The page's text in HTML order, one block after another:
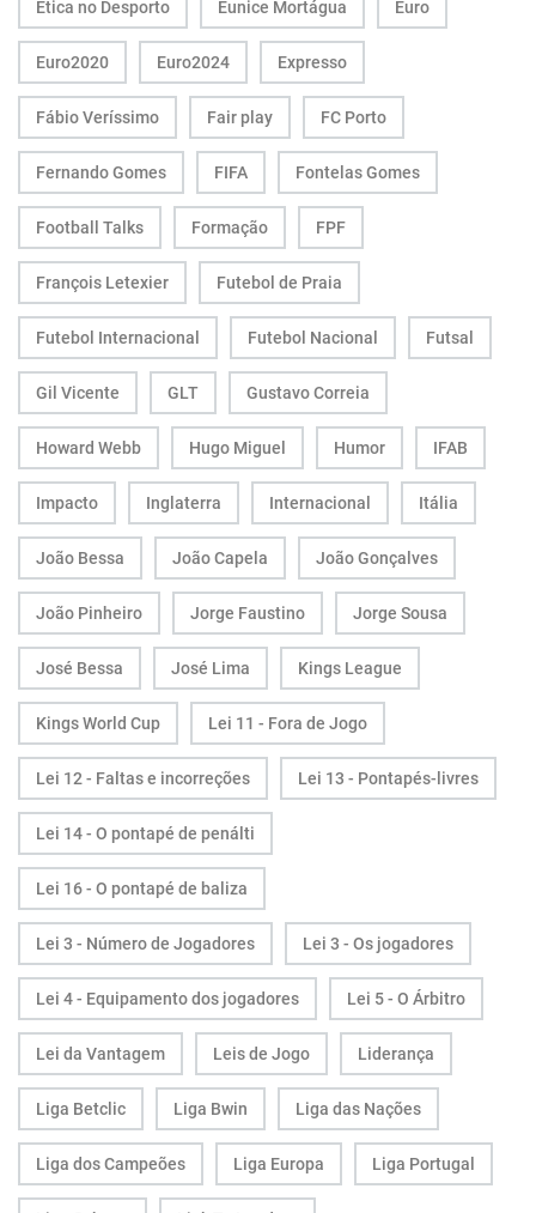
Ética no Desporto Eunice Mortágua Euro
Euro2020 Euro2024 Expresso
Fábio Veríssimo Fair play FC Porto
Fernando Gomes FIFA Fontelas Gomes
Football Talks Formação FPF
François Letexier Futebol de Praia
Futebol Internacional Futebol Nacional Futsal
Gil Vicente GLT Gustavo Correia
Howard Webb Hugo Miguel Humor IFAB
Impacto Inglaterra Internacional Itália
João Bessa João Capela João Gonçalves
João Pinheiro Jorge Faustino Jorge Sousa
José Bessa José Lima Kings League
Kings World Cup Lei 11 - Fora de Jogo
Lei 12 - Faltas e incorreções Lei 13 - Pontapés-livres
Lei 14 - O pontapé de penálti
Lei 16 - O pontapé de baliza
Lei 3 - Número de Jogadores Lei 3 - Os jogadores
Lei 4 - Equipamento dos jogadores Lei 5 - O Árbitro
Lei da Vantagem Leis de Jogo Liderança
Liga Betclic Liga Bwin Liga das Nações
Liga dos Campeões Liga Europa Liga Portugal